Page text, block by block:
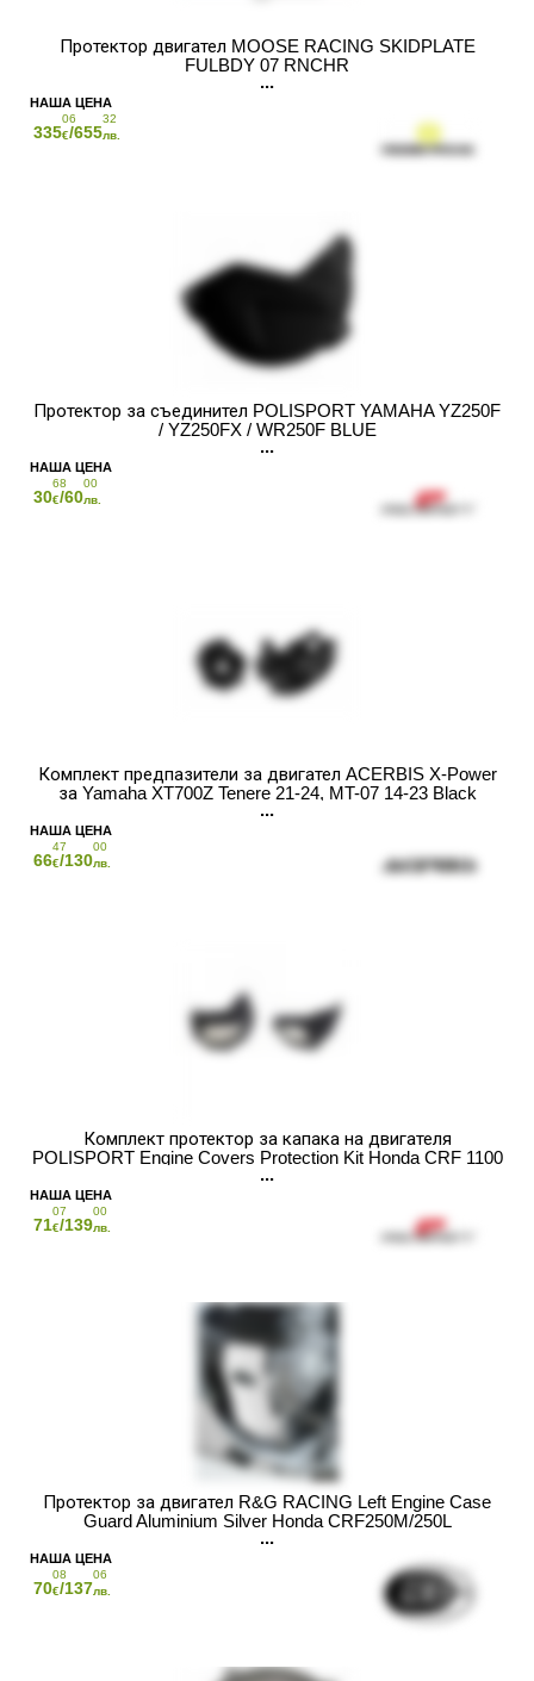
Протектор двигател MOOSE RACING SKIDPLATE
FULBDY 07 RNCHR
335
06
€/655
32
лв.
Протектор за съединител POLISPORT YAMAHA YZ250F
/ YZ250FX / WR250F BLUE
30
68
€/60
00
лв.
Комплект предпазители за двигател ACERBIS X-Power
за Yamaha XT700Z Tenere 21-24, MT-07 14-23 Black
66
47
€/130
00
лв.
Комплект протектор за капака на двигателя
POLISPORT Engine Covers Protection Kit Honda CRF 1100
L AFRICA TWIN 20-23
71
07
€/139
00
лв.
Протектор за двигател R&G RACING Left Engine Case
Guard Aluminium Silver Honda CRF250M/250L
70
08
€/137
06
лв.